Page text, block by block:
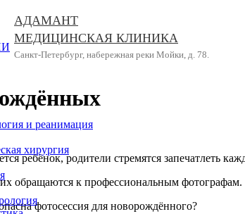
и реанимация
хирургия
АДАМАНТ
МЕДИЦИНСКАЯ КЛИНИКА
Санкт-Петербург, набережная реки Мойки, д. 78.
ребёнок, родители стремятся запечатлеть
обращаются к профессиональным фотографам.
фотосессия для новорождённого?